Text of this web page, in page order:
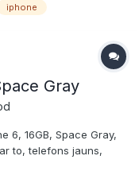
pie kāda Latvijas
iphone
Gray
6, 16GB, Space Gray,
to, telefons jauns,
caur mani).